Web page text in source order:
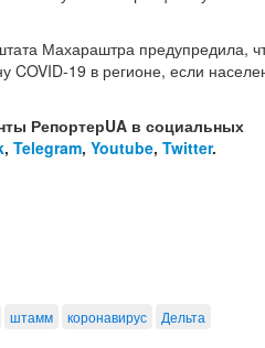
Махараштра предупредила,
COVID-19 в регионе, если
РепортерUA в социальных
, Telegram, Youtube, Twitter.
штамм коронавирус Дельта